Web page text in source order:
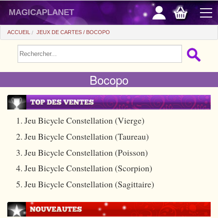
PROMOS
CADEAUX FIDÉLITÉ
ACHAT MALIN
POUR DÉBUTER
Tours automatiques
Coffrets
PETITS PRIX
Casse-tête
Aimants
magicaplanet
ACCUEIL JEUX DE CARTES BOCOPO
Bocopo
1. Jeu Bicycle Constellation (Vierge)
2. Jeu Bicycle Constellation (Taureau)
3. Jeu Bicycle Constellation (Poisson)
4. Jeu Bicycle Constellation (Scorpion)
5. Jeu Bicycle Constellation (Sagittaire)